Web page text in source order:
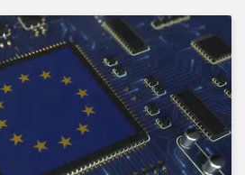
(VVD), opgericht in 1948, is
partij met een liberale
is de VVD onafgebroken aan
land. Mark Rutte speelde
een sleutelrol. De partij, die
Dilan Yesilgöz, staat er eind
de Tweede
een stuk minder gunstig voor.
winkel! VVD'er Vincent